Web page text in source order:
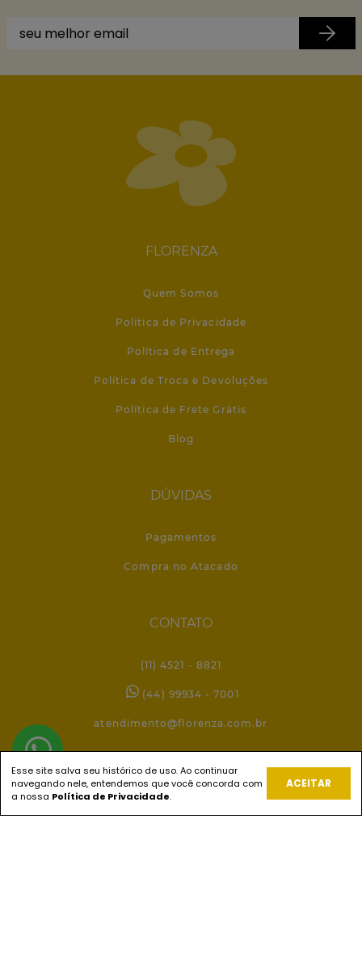
FLORENZA
Quem Somos
Política de Privacidade
Política de Entrega
Política de Troca e Devoluções
Política de Frete Grátis
Blog
DÚVIDAS
Pagamentos
Compra no Atacado
CONTATO
(11) 4521 - 8821
(44) 99934 - 7001
atendimento@florenza.com.br
REDES SOCIAIS
Esse site salva seu histórico de uso. Ao continuar
navegando nele, entendemos que você concorda com
a nossa Política de Privacidade.
ACEITAR